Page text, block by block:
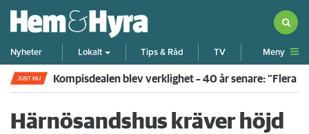
Nyheter Lokalt Tips & Råd TV Meny
JUST NU Kompisdealen blev verklighet – 40 år senare: "Flera
Härnösandshus kräver höjd